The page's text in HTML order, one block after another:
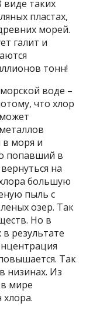
виде таких
пластах,
морей.
галит и
тонн!
воде –
что хлор
в моря и
попавший в
на
большую
пыль с
озер. Так
Но в
результате
Так
низинах. Из
мире